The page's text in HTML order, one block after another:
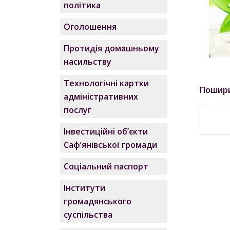
політика
Оголошення
Протидія домашньому
насильству
Технологічні картки
адміністративних
послуг
Інвестиційні об’єкти
Саф’янівської громади
Соціальний паспорт
Інститути
громадянського
суспільства